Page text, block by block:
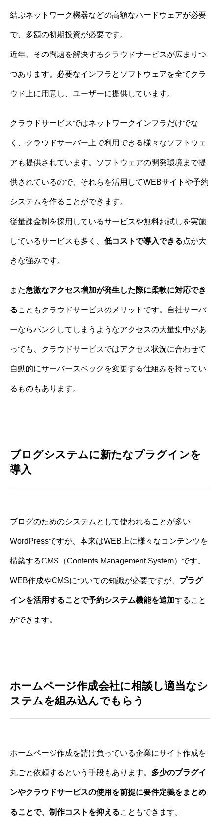
結ぶネットワーク機器などの高額なハードウェアが必要
で、多額の初期投資が必要です。
近年、その問題を解決するクラウドサービスが広まりつ
つあります。必要なインフラとソフトウェアを全てクラ
ウド上に用意し、ユーザーに提供しています。
クラウドサービスではネットワークインフラだけでな
く、クラウドサーバー上で利用できる様々なソフトウェ
アも提供されています。ソフトウェアの開発環境まで提
供されているので、それらを活用してWEBサイトや予約
システムを作ることができます。
従量課金制を採用しているサービスや無料お試しを実施
しているサービスも多く、 低コストで導入できる点が大
きな強みです。
また急激なアクセス増加が発生した際に柔軟に対応でき
ることもクラウドサービスのメリットです。自社サーバ
ーならパンクしてしまうようなアクセスの大量集中があ
っても、クラウドサービスではアクセス状況に合わせて
自動的にサーバースペックを変更する仕組みを持ってい
るものもあります。
ブログシステムに新たなプラグインを
導入
ブログのためのシステムとして使われることが多い
WordPressですが、本来はWEB上に様々なコンテンツを
構築するCMS（Contents Management System）です。
WEB作成やCMSについての知識が必要ですが、 プラグ
インを活用することで予約システム機能を追加すること
ができます。
ホームページ作成会社に相談し適当なシ
ステムを組み込んでもらう
ホームページ作成を請け負っている企業にサイト作成を
丸ごと依頼するという手段もあります。 多少のプラグイ
ンやクラウドサービスの使用を前提に要件定義をまとめ
ることで、制作コストを抑えることもできます。